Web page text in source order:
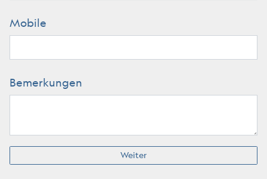
Mobile
Bemerkungen
Weiter